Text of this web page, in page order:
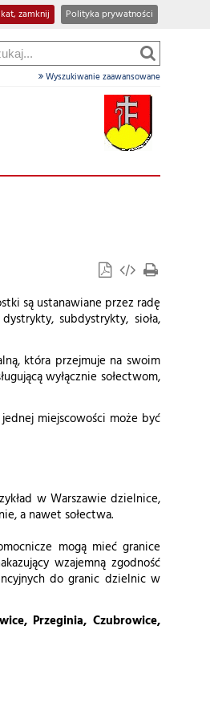
zamknij Polityka prywatności
Wyszukiwanie zaawansowane
są ustanawiane przez radę
subdystrykty, sioła,
która przejmuje na swoim
wyłącznie sołectwom,
miejscowości może być
w Warszawie dzielnice,
a nawet sołectwa.
mogą mieć granice
wzajemną zgodność
do granic dzielnic w
Przeginia, Czubrowice,